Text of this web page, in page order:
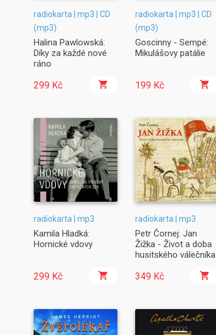
radiokarta | mp3 | CD
(mp3)
Halina Pawlowská:
Díky za každé nové
ráno
299 Kč
radiokarta | mp3 | CD
(mp3)
Goscinny - Sempé:
Mikulášovy patálie
199 Kč
radiokarta | mp3
Kamila Hladká:
Hornické vdovy
299 Kč
radiokarta | mp3
Petr Čornej: Jan
Žižka - Život a doba
husitského válečníka
349 Kč